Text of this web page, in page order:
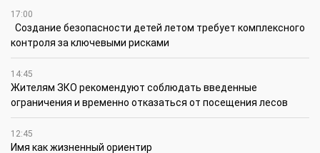
17:00
Создание безопасности детей летом требует комплексного
контроля за ключевыми рисками
14:45
Жителям ЗКО рекомендуют соблюдать введенные
ограничения и временно отказаться от посещения лесов
12:45
Имя как жизненный ориентир